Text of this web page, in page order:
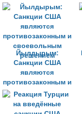
деле
американского
пастора
Йылдырым:
Санкции США
являются
противозаконным и
своевольным
решением